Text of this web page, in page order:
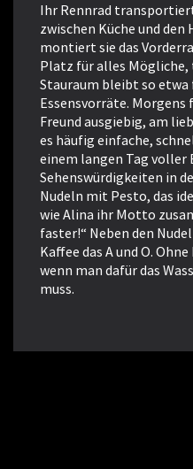
Ihr Rennrad
zwischen Küche und
montiert sie das
Platz für alles
Stauraum bleibt so etwa
Essensvorräte.
Freund ausgiebig, am
es häufig einfache,
einem langen Tag voller
Sehenswürdigkeiten in
Nudeln mit Pesto, das
wie Alina ihr Motto
faster!“ Neben den
Kaffee das A und O.
wenn man dafür das
muss.